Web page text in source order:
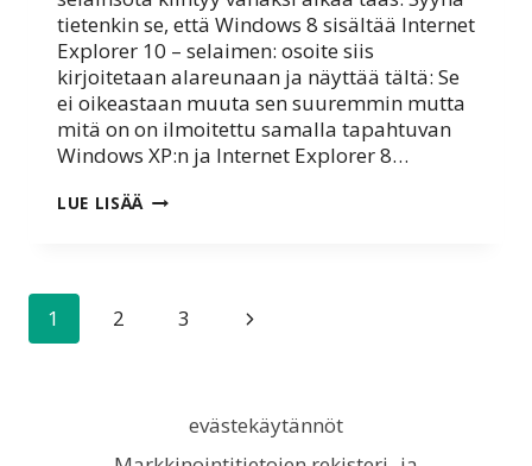
tietenkin se, että Windows 8 sisältää Internet
Explorer 10 – selaimen: osoite siis
kirjoitetaan alareunaan ja näyttää tältä: Se
ei oikeastaan muuta sen suuremmin mutta
mitä on on ilmoitettu samalla tapahtuvan
Windows XP:n ja Internet Explorer 8…
LUE LISÄÄ 26.10.
WINDOWS
Sivunavigointi
1 2 3
Seuraava
evästekäytännöt